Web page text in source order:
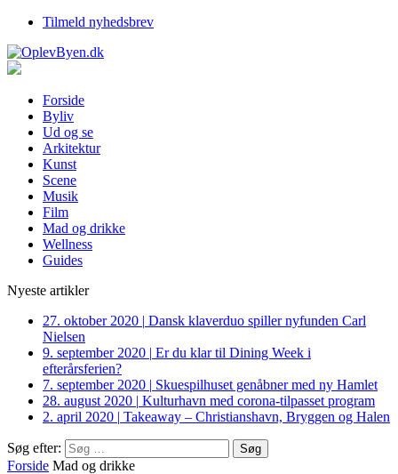
Tilmeld nyhedsbrev
Forside
Byliv
Ud og se
Arkitektur
Kunst
Scene
Musik
Film
Mad og drikke
Wellness
Guides
Nyeste artikler
27. oktober 2020 | Dansk klaverduo spiller nyfunden Carl
Nielsen
9. september 2020 | Er du klar til Dining Week i
efterårsferien?
7. september 2020 | Skuespilhuset genåbner med ny Hamlet
28. august 2020 | Kulturhavn med corona-tilpasset program
2. april 2020 | Takeaway – Christianshavn, Bryggen og Halen
Søg efter:
Forside Mad og drikke